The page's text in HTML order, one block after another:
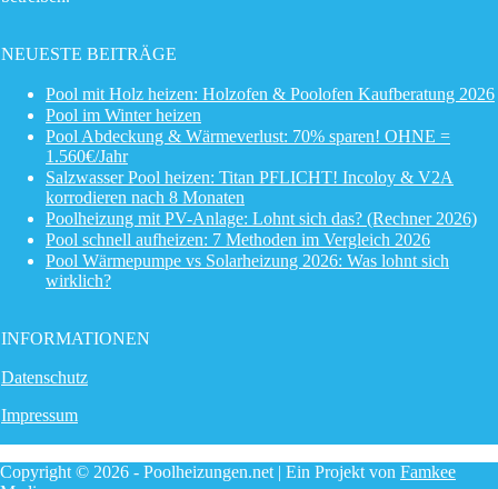
NEUESTE BEITRÄGE
Pool mit Holz heizen: Holzofen & Poolofen Kaufberatung 2026
Pool im Winter heizen
Pool Abdeckung & Wärmeverlust: 70% sparen! OHNE =
1.560€/Jahr
Salzwasser Pool heizen: Titan PFLICHT! Incoloy & V2A
korrodieren nach 8 Monaten
Poolheizung mit PV-Anlage: Lohnt sich das? (Rechner 2026)
Pool schnell aufheizen: 7 Methoden im Vergleich 2026
Pool Wärmepumpe vs Solarheizung 2026: Was lohnt sich
wirklich?
INFORMATIONEN
Datenschutz
Impressum
Copyright © 2026 - Poolheizungen.net | Ein Projekt von Famkee